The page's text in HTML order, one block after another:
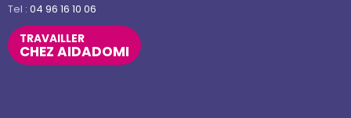
Tel : 04 96 16 10 06
TRAVAILLER
CHEZ AIDADOMI